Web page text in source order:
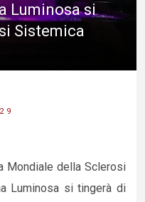
Luminosa si
Sistemica
Mondiale della Sclerosi
Luminosa si tingerà di